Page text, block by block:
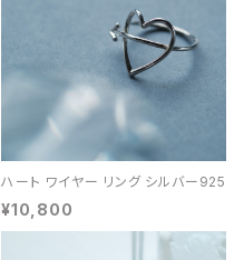
ハート ワイヤー リング シルバー925
¥10,800